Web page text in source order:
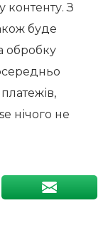
контенту. З
буде
обробку
нічого не